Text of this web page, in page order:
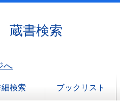
蔵書検索
へ
検索 ブックリスト